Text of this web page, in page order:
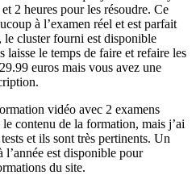
2 heures pour les résoudre. Ce
à l’examen réel et est parfait
le cluster fourni est disponible
laisse le temps de faire et refaire les
euros mais vous avez une
vidéo avec 2 examens
contenu de la formation, mais j’ai
et ils sont très pertinents. Un
l’année est disponible pour
du site.